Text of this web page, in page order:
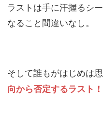
ラストは手に汗握るシ
なること間違いなし。
そして誰もがはじめは
向から否定するラスト！